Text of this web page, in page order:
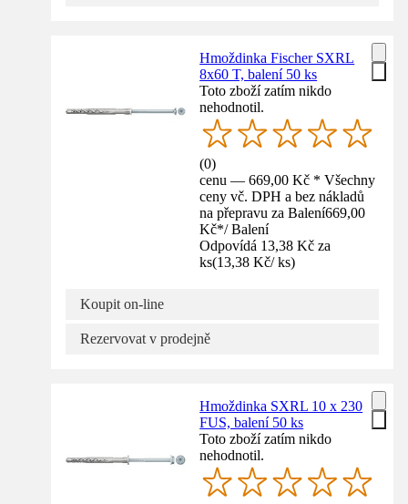
Hmoždinka Fischer SXRL
8x60 T, balení 50 ks
Toto zboží zatím nikdo
nehodnotil.
(0)
cenu — 669,00 Kč * Všechny
ceny vč. DPH a bez nákladů
na přepravu za Balení669,00
Kč*/ Balení
Odpovídá 13,38 Kč za
ks(13,38 Kč/ ks)
Koupit on-line
Rezervovat v prodejně
Hmoždinka SXRL 10 x 230
FUS, balení 50 ks
Toto zboží zatím nikdo
nehodnotil.